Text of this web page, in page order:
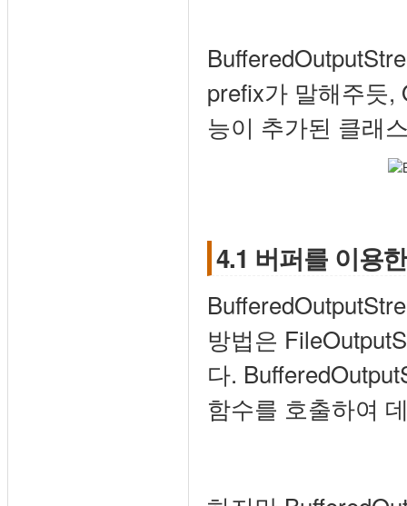
prefix가 말해주듯,
능이 추가된 클래
4.1 버퍼를 이용
방법은
다.
함수를 호출하여